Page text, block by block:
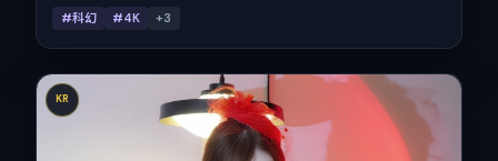
#科幻 #4K +3
KR